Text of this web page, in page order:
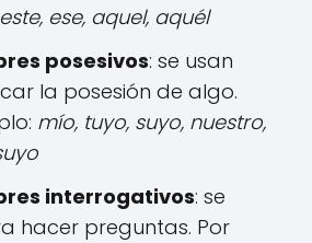
este, ese, aquel, aquél
posesivos: se usan
la posesión de algo.
mío, tuyo, suyo, nuestro,
interrogativos: se
hacer preguntas. Por